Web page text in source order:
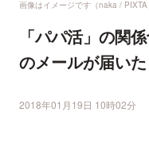
画像はイメージです（naka / PIXTA
「パパ活」の関
のメールが届い
2018年01月19日 10時02分